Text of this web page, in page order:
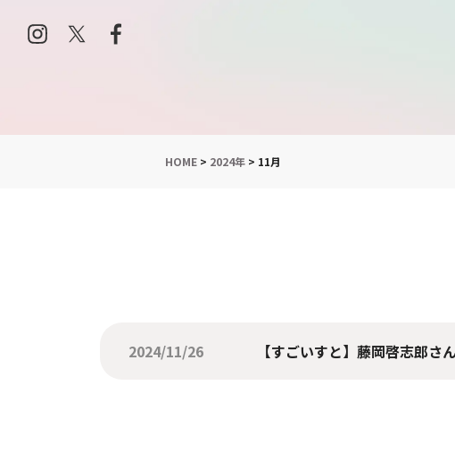
HOME> 2024年> 11月
2024/11/26 【すごいすと】藤岡啓志郎さ